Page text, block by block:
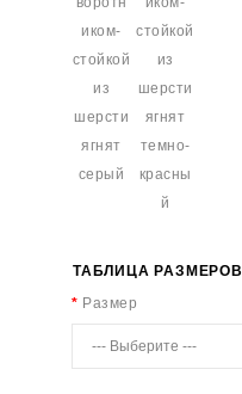
ТАБЛИЦА РАЗМЕРОВ
Размер